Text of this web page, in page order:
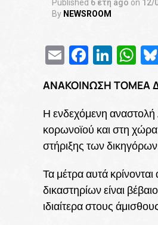
Published 6 έτη ago on 12/
By NEWSROOM
Email
ΑΝΑΚΟΙΝΩΣΗ ΤΟΜΕΑ
Η ενδεχόμενη αναστολή
κορωνοϊού και στη χώρα
στήριξης των
Τα μέτρα αυτά
δικαστηρίων είναι
ιδιαίτερα στους